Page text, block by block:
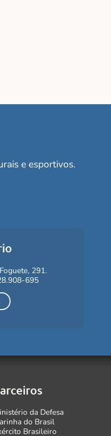
e esportivos.
291.
695
da Defesa
do Brasil
Brasileiro